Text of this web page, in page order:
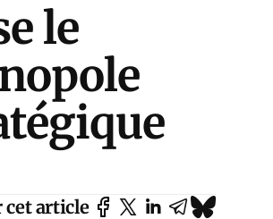
le
cet article